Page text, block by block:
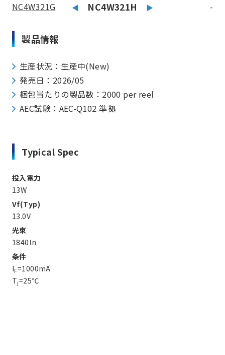
NC4W321G NC4W321H -
製品情報
生産状況：生産中(New)
発売日：2026/05
梱包当たりの製品数：2000 per reel
AEC試験：AEC-Q102 準拠
Typical Spec
投入電力
13W
Vf(Typ)
13.0V
光束
1840㏐
条件
IF=1000mA
Tj=25℃